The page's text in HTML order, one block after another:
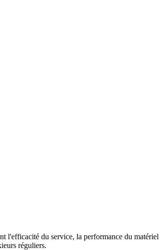
l'efficacité du service, la performance du matériel
réguliers.